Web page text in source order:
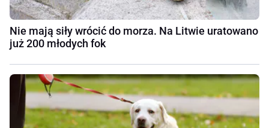
Nie mają siły wrócić do morza. Na Litwie uratowano
już 200 młodych fok